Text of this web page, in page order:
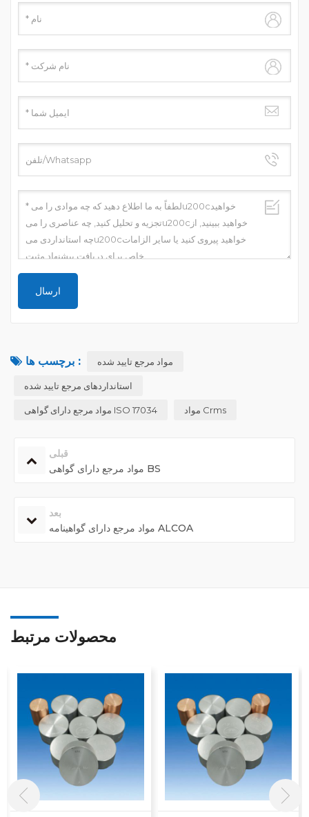
برچسب ها : مواد مرجع تایید شده
استانداردهای مرجع تایید شده
مواد مرجع دارای گواهی ISO 17034 مواد Crms
قبلی
مواد مرجع دارای گواهی BS
بعد
مواد مرجع دارای گواهینامه ALCOA
محصولات مرتبط